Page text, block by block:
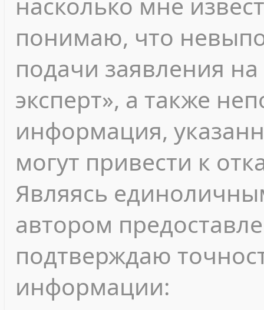
понимаю, что
подачи заявления
эксперт», а также
информация,
могут привести к
Являясь
автором
подтверждаю
информации: